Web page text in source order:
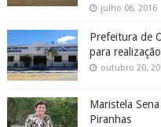
julho 06, 2016
Prefeitura de
para
outubro 20,
Maristela
Piranhas